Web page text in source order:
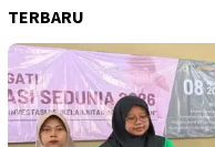
TERBARU